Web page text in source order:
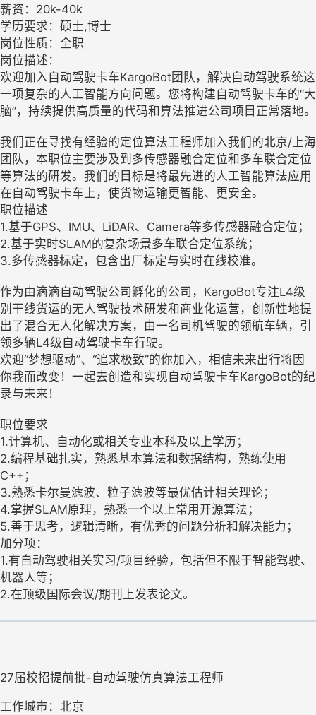
薪资：20k-40k
学历要求：硕士,博士
岗位性质：全职
岗位描述：
欢迎加入自动驾驶卡车KargoBot团队，解决自动驾驶系统这
一项复杂的人工智能方向问题。您将构建自动驾驶卡车的“大
脑”，持续提供高质量的代码和算法推进公司项目正常落地。
我们正在寻找有经验的定位算法工程师加入我们的北京/上海
团队，本职位主要涉及到多传感器融合定位和多车联合定位
等算法的研发。我们的目标是将最先进的人工智能算法应用
在自动驾驶卡车上，使货物运输更智能、更安全。
职位描述
1.基于GPS、IMU、LiDAR、Camera等多传感器融合定位；
2.基于实时SLAM的复杂场景多车联合定位系统；
3.多传感器标定，包含出厂标定与实时在线校准。
作为由滴滴自动驾驶公司孵化的公司，KargoBot专注L4级
别干线货运的无人驾驶技术研发和商业化运营，创新性地提
出了混合无人化解决方案，由一名司机驾驶的领航车辆，引
领多辆L4级自动驾驶卡车行驶。
欢迎“梦想驱动”、“追求极致”的你加入，相信未来出行将因
你我而改变！一起去创造和实现自动驾驶卡车KargoBot的纪
录与未来！
职位要求
1.计算机、自动化或相关专业本科及以上学历；
2.编程基础扎实，熟悉基本算法和数据结构，熟练使用
C++；
3.熟悉卡尔曼滤波、粒子滤波等最优估计相关理论；
4.掌握SLAM原理，熟悉一个以上常用开源算法；
5.善于思考，逻辑清晰，有优秀的问题分析和解决能力；
加分项：
1.有自动驾驶相关实习/项目经验，包括但不限于智能驾驶、
机器人等；
2.在顶级国际会议/期刊上发表论文。
27届校招提前批-自动驾驶仿真算法工程师
工作城市：北京